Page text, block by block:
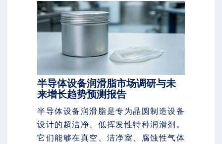
半导体设备润滑脂市场调研与未
来增长趋势预测报告
半导体设备润滑脂是专为晶圆制造设备
设计的超洁净、低挥发性特种润滑剂。
它们能够在真空、洁净室、腐蚀性气体